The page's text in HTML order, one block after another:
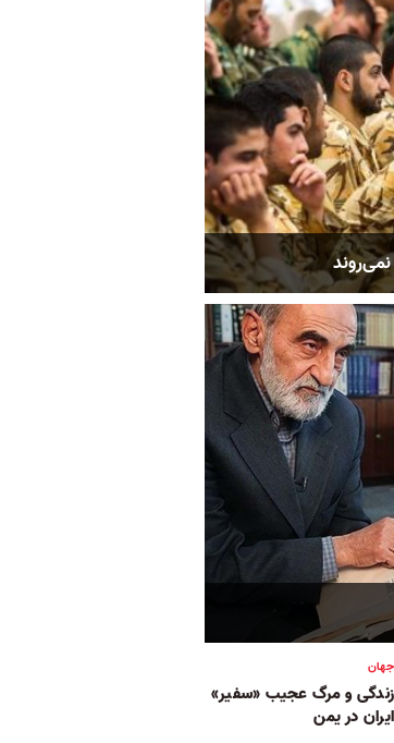
جهان
زندگی و مرگ عجیب «سفیر»
ایران در یمن